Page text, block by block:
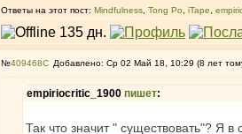
Ответы на этот пост: Mindfulness Tong Po iTape
№409468 Добавлено: Ср 02 Май 18, 10:29 (8 лет
empiriocritic_1900 пишет:
Так что значит " существовать"? Я